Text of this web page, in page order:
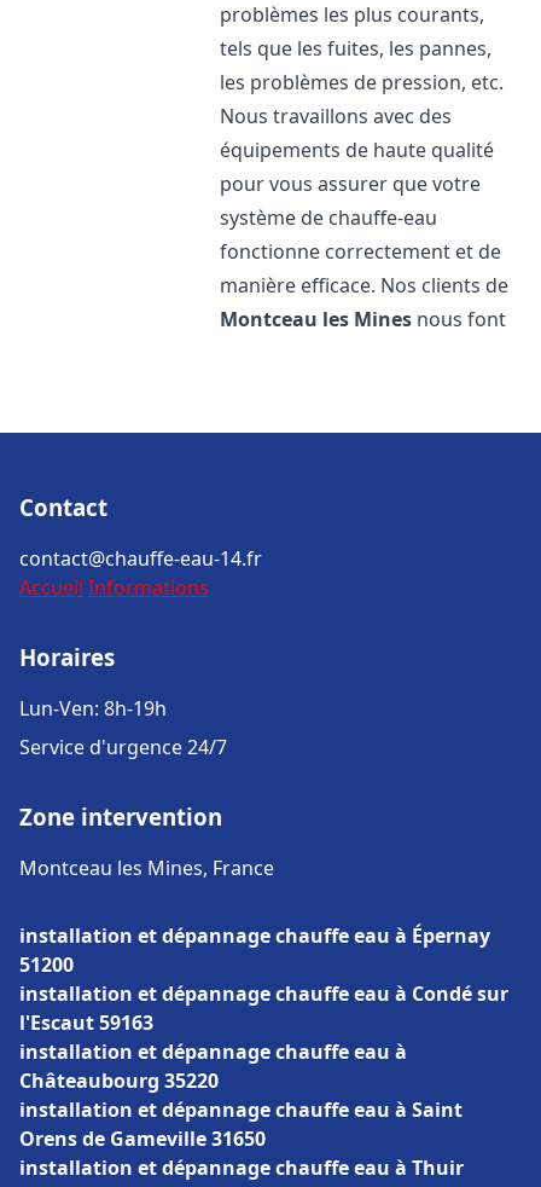
problèmes les plus courants,
tels que les fuites, les pannes,
les problèmes de pression, etc.
Nous travaillons avec des
équipements de haute qualité
pour vous assurer que votre
système de chauffe-eau
fonctionne correctement et de
manière efficace. Nos clients de
Montceau les Mines nous font
Contact
contact@chauffe-eau-14.fr
Accueil Informations
Horaires
Lun-Ven: 8h-19h
Service d'urgence 24/7
Zone intervention
Montceau les Mines, France
installation et dépannage chauffe eau à Épernay
51200
installation et dépannage chauffe eau à Condé sur
l'Escaut 59163
installation et dépannage chauffe eau à
Châteaubourg 35220
installation et dépannage chauffe eau à Saint
Orens de Gameville 31650
installation et dépannage chauffe eau à Thuir